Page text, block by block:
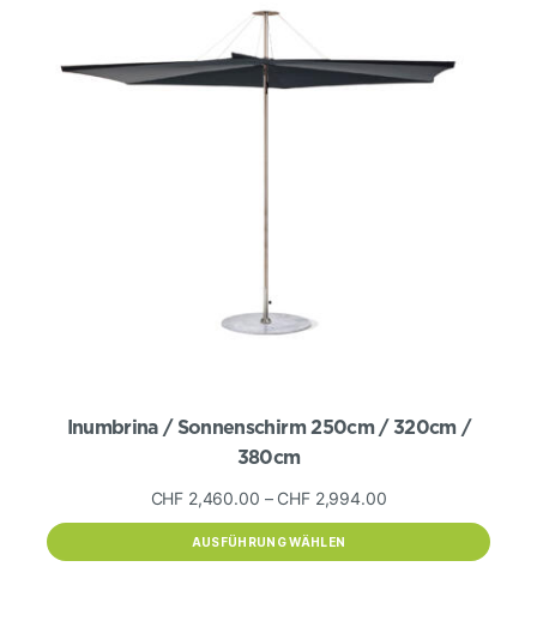
Inumbrina / Sonnenschirm 250cm / 320cm /
380cm
CHF 2,460.00 – CHF2,994.00Preisspanne:
CHF 2,460.00
AUSFÜHRUNG WÄHLEN